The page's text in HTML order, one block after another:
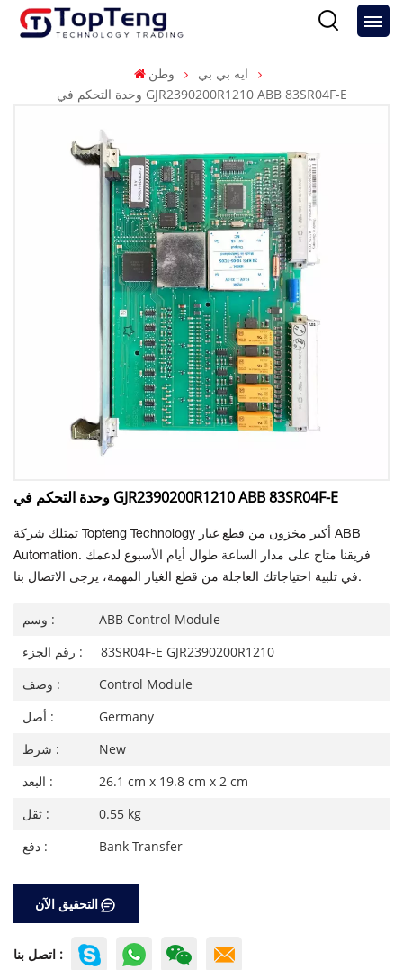
وطن
ايه بي بي
وحدة التحكم في GJR2390200R1210 ABB 83SR04F-E
وحدة التحكم في GJR2390200R1210 ABB 83SR04F-E
تمتلك شركة Topteng Technology أكبر مخزون من قطع غيار ABB
Automation. فريقنا متاح على مدار الساعة طوال أيام الأسبوع لدعمك
في تلبية احتياجاتك العاجلة من قطع الغيار المهمة، يرجى الاتصال بنا.
وسم :
ABB Control Module
رقم الجزء :
83SR04F-E GJR2390200R1210
وصف :
Control Module
أصل :
Germany
شرط :
New
البعد :
26.1 cm x 19.8 cm x 2 cm
ثقل :
0.55 kg
دفع :
Bank Transfer
التحقيق الآن
اتصل بنا :